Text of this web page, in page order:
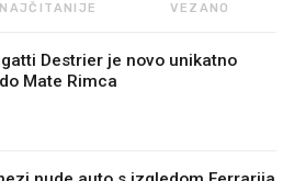
NAJČITANIJE VEZANO
Destrier je novo unikatno
Mate Rimca